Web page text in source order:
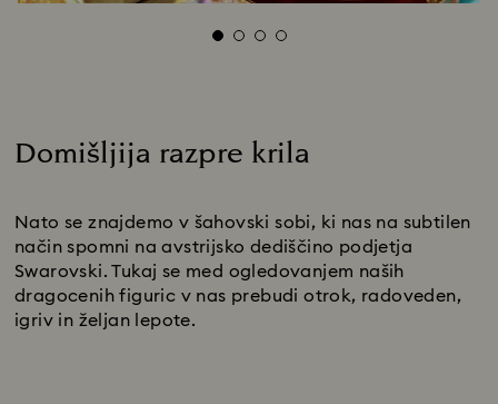
Domišljija razpre krila
Nato se znajdemo v šahovski sobi, ki nas na subtilen
način spomni na avstrijsko dediščino podjetja
Swarovski. Tukaj se med ogledovanjem naših
dragocenih figuric v nas prebudi otrok, radoveden,
igriv in željan lepote.